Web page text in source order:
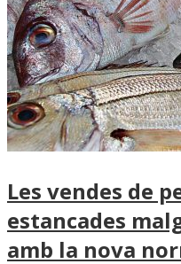
Les vendes de
estancades
amb la nova